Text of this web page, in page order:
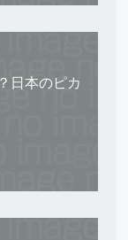
日本のピカ